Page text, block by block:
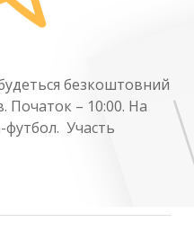
безкоштовний
Початок – 10:00. На
футбол. Участь